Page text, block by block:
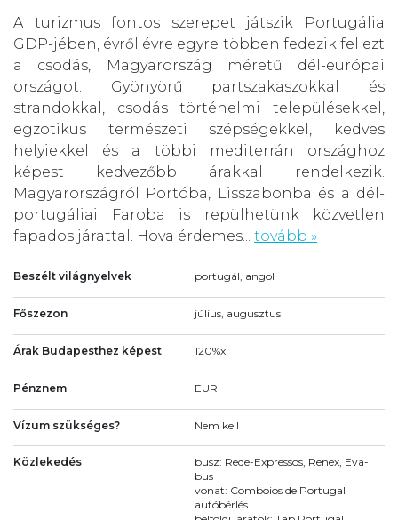
A turizmus fontos szerepet játszik Portugália
GDP-jében, évről évre egyre többen fedezik fel ezt
a csodás, Magyarország méretű dél-európai
országot. Gyönyörű partszakaszokkal és
strandokkal, csodás történelmi településekkel,
egzotikus természeti szépségekkel, kedves
helyiekkel és a többi mediterrán országhoz
képest kedvezőbb árakkal rendelkezik.
Magyarországról Portóba, Lisszabonba és a dél-
portugáliai Faroba is repülhetünk közvetlen
fapados járattal. Hova érdemes... tovább »
Beszélt világnyelvek portugál, angol
Főszezon július, augusztus
Árak Budapesthez képest 120%x
Pénznem EUR
Vízum szükséges? Nem kell
Közlekedés
busz: Rede-Expressos, Renex, Eva-
bus
vonat: Comboios de Portugal
autóbérlés